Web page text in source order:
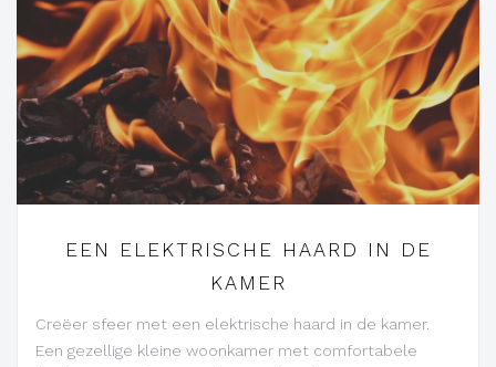
EEN ELEKTRISCHE HAARD IN DE
KAMER
Creëer sfeer met een elektrische haard in de kamer.
Een gezellige kleine woonkamer met comfortabele